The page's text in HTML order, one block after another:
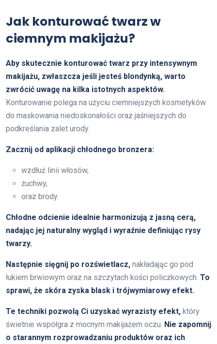
Jak konturować twarz w
ciemnym makijażu?
Aby skutecznie konturować twarz przy intensywnym
makijażu, zwłaszcza jeśli jesteś blondynką, warto
zwrócić uwagę na kilka istotnych aspektów.
Konturowanie polega na użyciu ciemniejszych kosmetyków
do maskowania niedoskonałości oraz jaśniejszych do
podkreślania zalet urody.
Zacznij od aplikacji chłodnego bronzera:
wzdłuż linii włosów,
żuchwy,
oraz brody.
Chłodne odcienie idealnie harmonizują z jasną cerą,
nadając jej naturalny wygląd i wyraźnie definiując rysy
twarzy.
Następnie sięgnij po rozświetlacz, nakładając go pod
łukiem brwiowym oraz na szczytach kości policzkowych. To
sprawi, że skóra zyska blask i trójwymiarowy efekt.
Te techniki pozwolą Ci uzyskać wyrazisty efekt, który
świetnie współgra z mocnym makijażem oczu. Nie zapomnij
o starannym rozprowadzaniu produktów oraz ich